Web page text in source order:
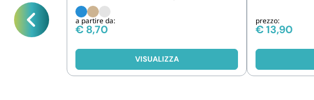
31x27x46 cm
a partire da:
€ 8,70
VISUALIZZA
prezzo:
€13,90